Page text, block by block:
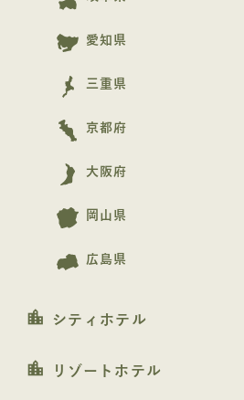
愛知県
三重県
京都府
大阪府
岡山県
広島県
location_city シティホテル
location_city リゾートホテル